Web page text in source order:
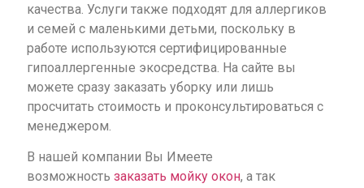
качества. Услуги также подходят для аллергиков
и семей с маленькими детьми, поскольку в
работе используются сертифицированные
гипоаллергенные экосредства. На сайте вы
можете сразу заказать уборку или лишь
просчитать стоимость и проконсультироваться с
менеджером.
В нашей компании Вы Имеете
возможностьзаказать мойку окон, а так